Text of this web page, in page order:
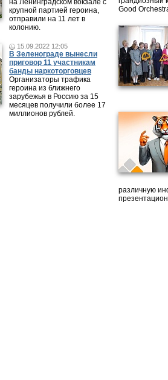
на Ленинградском вокзале с
крупной партией героина,
отправили на 11 лет в
колонию.
15.09.2022 12:05
В Зеленограде вынесли
приговор 11 участникам
банды наркоторговцев
Организаторы трафика
героина из ближнего
зарубежья в Россию за 15
месяцев получили более 17
миллионов рублей.
Good
различную